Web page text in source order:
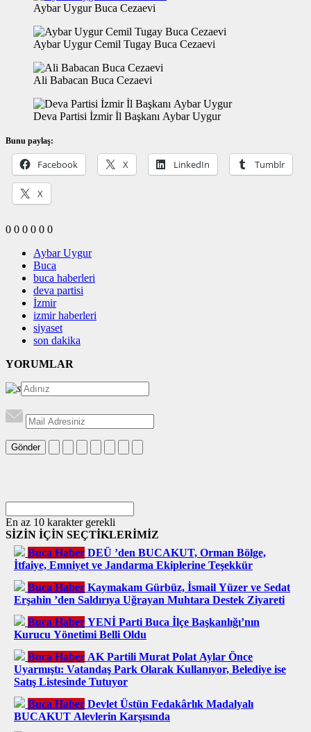
Aybar Uygur Buca Cezaevi
Aybar Uygur Cemil Tugay Buca Cezaevi
Ali Babacan Buca Cezaevi
Deva Partisi İzmir İl Başkanı Aybar Uygur
Bunu paylaş:
Facebook X LinkedIn Tumblr
X
0 0 0 0 0 0
Aybar Uygur
Buca
buca haberleri
deva partisi
İzmir
izmir haberleri
siyaset
son dakika
YORUMLAR
Gönder
En az 10 karakter gerekli
SİZİN İÇİN SEÇTİKLERİMİZ
Buca Haber DEÜ ’den BUCAKUT, Orman Bölge,
İtfaiye, Emniyet ve Jandarma Ekiplerine Teşekkür
Buca Haber Kaymakam Gürbüz, İsmail Yüzer ve Sedat
Erşahin ’den Saldırıya Uğrayan Muhtara Destek Ziyareti
Buca Haber YENİ Parti Buca İlçe Başkanlığı’nın
Kurucu Yönetimi Belli Oldu
Buca Haber AK Partili Murat Polat Aylar Önce
Uyarmıştı: Vatandaş Park Olarak Kullanıyor, Belediye ise
Satış Listesinde Tutuyor
Buca Haber Devlet Üstün Fedakârlık Madalyalı
BUCAKUT Alevlerin Karşısında